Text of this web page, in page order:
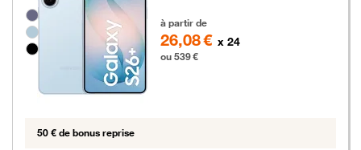
Groupe de couleurs disponibles non sélectionnables
à partir de
26,08 € x 24
ou 539 €
50 € de bonus reprise